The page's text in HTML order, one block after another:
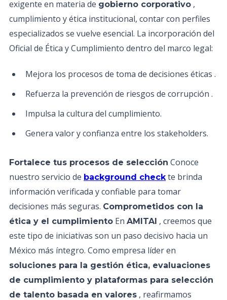
exigente en materia de gobierno corporativo ,
cumplimiento y ética institucional, contar con perfiles
especializados se vuelve esencial. La incorporación del
Oficial de Ética y Cumplimiento dentro del marco legal:
Mejora los procesos de toma de decisiones éticas .
Refuerza la prevención de riesgos de corrupción .
Impulsa la cultura del cumplimiento.
Genera valor y confianza entre los stakeholders.
Fortalece tus procesos de selección Conoce
nuestro servicio de background checkte brinda
información verificada y confiable para tomar
decisiones más seguras. Comprometidos con la
ética y el cumplimiento En AMITAI , creemos que
este tipo de iniciativas son un paso decisivo hacia un
México más íntegro. Como empresa líder en
soluciones para la gestión ética, evaluaciones
de cumplimiento y plataformas para selección
de talento basada en valores , reafirmamos